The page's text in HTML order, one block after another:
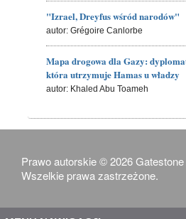
"Izrael, Dreyfus wśród narodów"
autor: Grégoire Canlorbe
Mapa drogowa dla Gazy:
która utrzymuje Hamas u władzy
autor: Khaled Abu Toameh
Prawo autorskie © 2026
Wszelkie prawa zastrzeżone.